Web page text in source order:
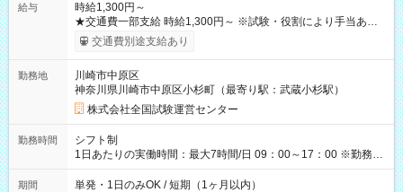
給与
時給1,300円～
★交通費一部支給 時給1,300円～ ※試験・役割により手当あり
※勤務回数により昇給あり 【即給（前払い）オプションあ
り！】 希望される場合、勤務から1週間ほどで給与の一部を受け
例】 ・河合塾模擬試験 8:30～17:30（休憩1時間） 時給1,300円
×8時間＝日収10,400円＋交通費 ※当日の役割により時給＋100
円の場合あり ・国家試験 7:00～13:30（休憩なし） 時給1,300
円（役割手当＋100円）×6時間＝日収8,400円＋交通費 【試用期
間】試用期間なし
交通費別途支給あり
勤務地
川崎市中原区
神奈川県川崎市中原区小杉町（最寄り駅：武蔵小杉駅）
株式会社全国試験運営センター
勤務時間
シフト制
1日あたりの実働時間：最大7時間/日 09：00～17：00 ※勤務時
間は 試験により異なります。
期間 単発・1日のみOK / 短期（1ヶ月以内）